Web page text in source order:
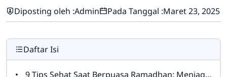
Diposting oleh :Admin Pada Tanggal :Maret 23, 2025
Daftar Isi
9 Tips Sehat Saat Berpuasa Ramadhan: Menjaga Kesehatan Tubuh Selama Bulan Suci